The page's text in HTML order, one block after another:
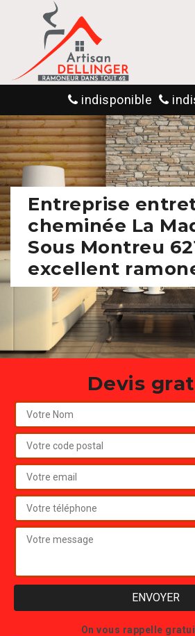
indisponible
Entreprise
cheminée La
Sous Montreu
excellent
Devis
On vous rappelle